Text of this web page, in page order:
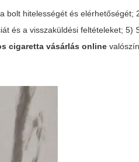
hitelességét és elérhetőségét;
és a visszaküldési feltételeket; 5)
cigaretta vásárlás online